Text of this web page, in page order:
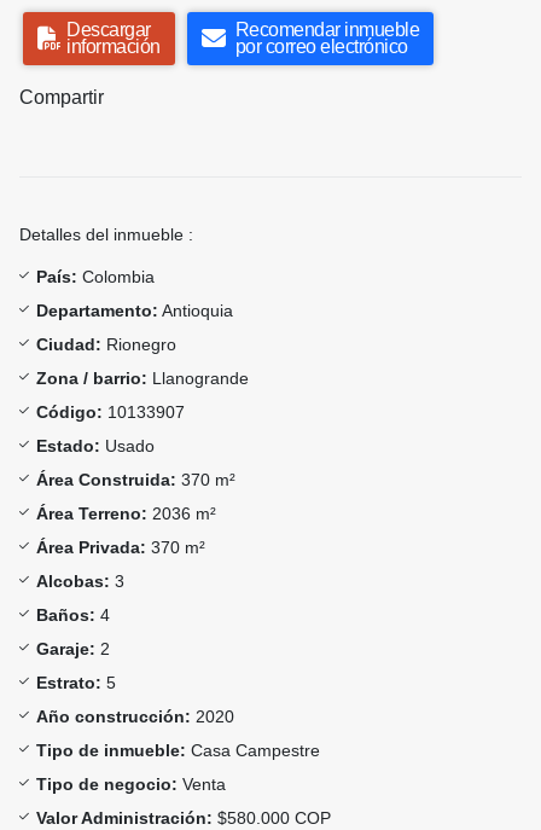
Descargar
información
Recomendar inmueble
por correo electrónico
Compartir
Detalles del inmueble :
País: Colombia
Departamento: Antioquia
Ciudad: Rionegro
Zona / barrio: Llanogrande
Código: 10133907
Estado: Usado
Área Construida: 370 m²
Área Terreno: 2036 m²
Área Privada: 370 m²
Alcobas: 3
Baños: 4
Garaje: 2
Estrato: 5
Año construcción: 2020
Tipo de inmueble: Casa Campestre
Tipo de negocio: Venta
Valor Administración: $580.000 COP